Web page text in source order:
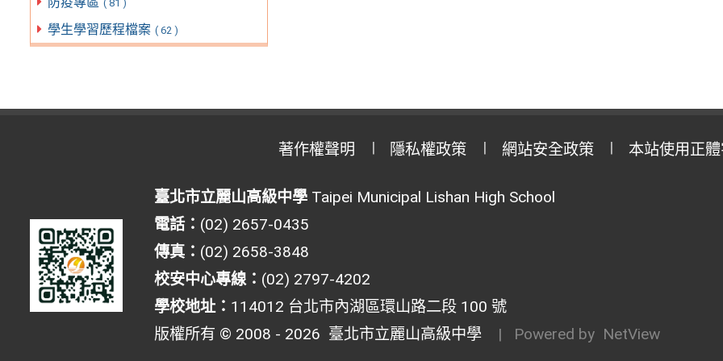
( 81 )
學生學習歷程檔案 ( 62 )
著作權聲明 隱私權政策 網站安全政策 本站使用正
臺北市立麗山高級中學Taipei Municipal Lishan High School
電話： (02) 2657-0435
傳真： (02) 2658-3848
校安中心專線： (02) 2797-4202
學校地址： 114012 台北市內湖區環山路二段 100 號
版權所有 © 2008 - 2026 臺北市立麗山高級中學 | Powered by NetView